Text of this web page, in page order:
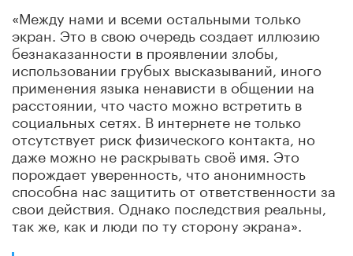
«Между нами и всеми остальными только
экран. Это в свою очередь создает иллюзию
безнаказанности в проявлении злобы,
использовании грубых высказываний, иного
применения языка ненависти в общении на
расстоянии, что часто можно встретить в
социальных сетях. В интернете не только
отсутствует риск физического контакта, но
даже можно не раскрывать своё имя. Это
порождает уверенность, что анонимность
способна нас защитить от ответственности за
свои действия. Однако последствия реальны,
так же, как и люди по ту сторону экрана».